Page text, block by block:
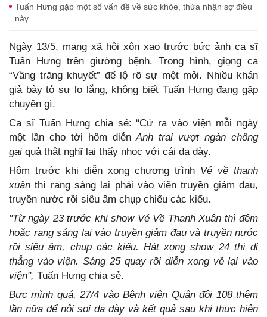
Tuấn Hưng gặp một số vấn đề về sức khỏe, thừa nhận sợ điều
này
Ngày 13/5, mạng xã hội xôn xao trước bức ảnh ca sĩ
Tuấn Hưng trên giường bệnh. Trong hình, giọng ca
“Vầng trăng khuyết” để lộ rõ sự mệt mỏi. Nhiều khán
giả bày tỏ sự lo lắng, không biết Tuấn Hưng đang gặp
chuyện gì.
Ca sĩ Tuấn Hưng chia sẻ: “Cứ ra vào viện mỗi ngày
một lần cho tới hôm diễnAnh trai vượt ngàn chông
gai quả thật nghĩ lại thấy nhọc với cái dạ dày.
Hôm trước khi diễn xong chương trình Vé về thanh
xuân thì rạng sáng lại phải vào viện truyền giảm đau,
truyền nước rồi siêu âm chụp chiếu các kiểu.
"Từ ngày 23 trước khi show Vé Về Thanh Xuân thì đêm
hoặc rạng sáng lại vào truyền giảm đau và truyền nước
rồi siêu âm, chụp các kiểu. Hát xong show 24 thì đi
thẳng vào viện. Sáng 25 quay rồi diễn xong về lại vào
viện", Tuấn Hưng chia sẻ.
Bực mình quá, 27/4 vào Bệnh viện Quân đội 108 thêm
lần nữa để nội soi dạ dày và kết quả sau khi thực hiện